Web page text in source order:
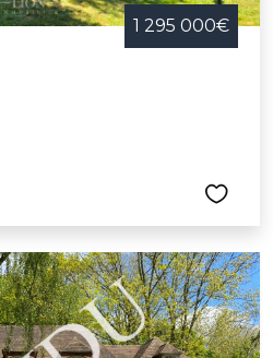
1 295 000€